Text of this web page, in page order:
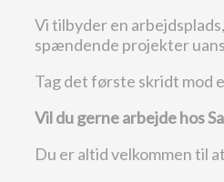
Vi tilbyder en
spændende projekter
Tag det første skridt mod
Vil du gerne arbejde hos
Du er altid velkommen til